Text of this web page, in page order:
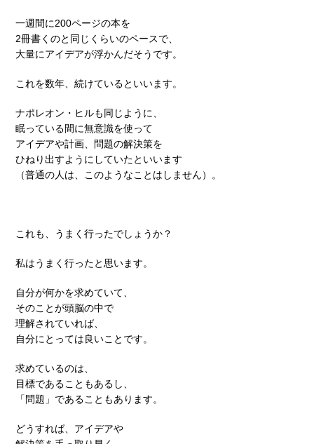
一週間に200ページの本を
2冊書くのと同じくらいのペースで、
大量にアイデアが浮かんだそうです。
これを数年、続けているといいます。
ナポレオン・ヒルも同じように、
眠っている間に無意識を使って
アイデアや計画、問題の解決策を
ひねり出すようにしていたといいます
（普通の人は、このようなことはしません）。
これも、うまく行ったでしょうか？
私はうまく行ったと思います。
自分が何かを求めていて、
そのことが頭脳の中で
理解されていれば、
自分にとっては良いことです。
求めているのは、
目標であることもあるし、
「問題」であることもあります。
どうすれば、アイデアや